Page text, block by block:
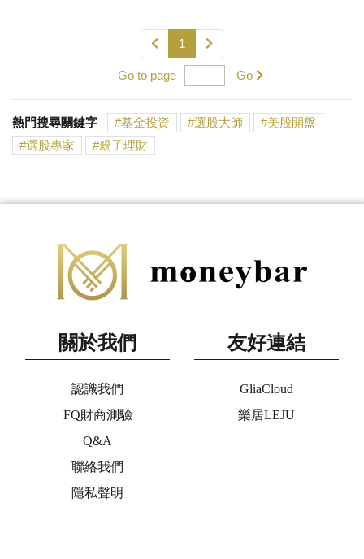
1
Go to page Go
熱門搜尋關鍵字 基金投資 選股大師
美股開盤
選股專家
親子理財
關於我們
認識我們
FQ財商測驗
Q&A
聯絡我們
隱私聲明
友好連結
GliaCloud
樂居LEJU